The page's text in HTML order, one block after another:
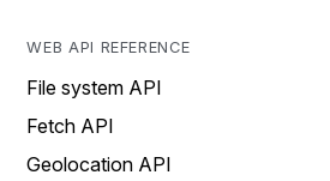
WEB API REFERENCE
File system API
Fetch API
Geolocation API